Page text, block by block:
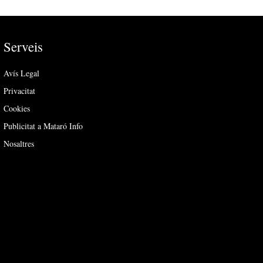
Serveis
Avís Legal
Privacitat
Cookies
Publicitat a Mataró Info
Nosaltres